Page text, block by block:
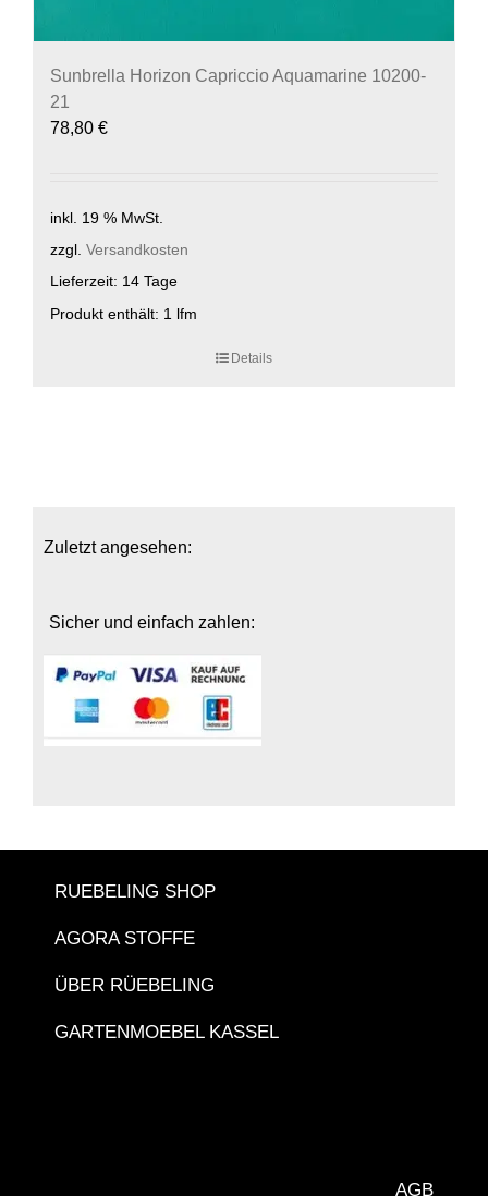
Sunbrella Horizon Capriccio Aquamarine 10200-
21
78,80 €
inkl. 19 % MwSt.
zzgl. Versandkosten
Lieferzeit: 14 Tage
Produkt enthält: 1 lfm
Details
Zuletzt angesehen:
Sicher und einfach zahlen:
RUEBELING SHOP
AGORA STOFFE
ÜBER RÜEBELING
GARTENMOEBEL KASSEL
AGB